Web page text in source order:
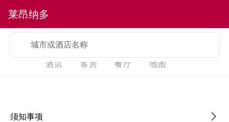
莱昂纳多
城市或酒店名称
酒店 客房 餐厅 地图
须知事项